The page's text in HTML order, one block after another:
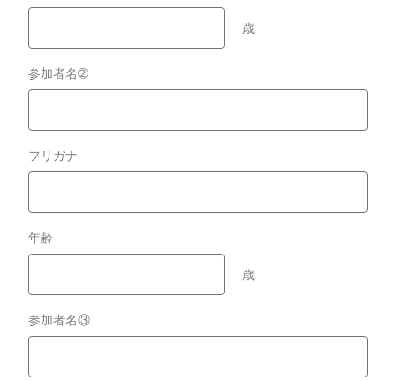
歳
参加者名➁
フリガナ
年齢
歳
参加者名③